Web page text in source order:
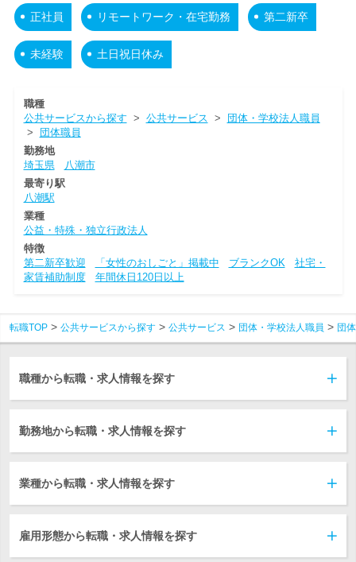
正社員 リモートワーク・在宅勤務 第二新卒
未経験 土日祝日休み
職種
公共サービスから探す > 公共サービス > 団体・学校法人職員
> 団体職員
勤務地
埼玉県
八潮市
最寄り駅
八潮駅
業種
公益・特殊・独立行政法人
特徴
第二新卒歓迎
「女性のおしごと」掲載中 ブランクOK
社宅・
家賃補助制度
年間休日120日以上
転職TOP 公共サービスから探す 公共サービス 団体・学校法人職員 団
職種から転職・求人情報を探す
勤務地から転職・求人情報を探す
業種から転職・求人情報を探す
雇用形態から転職・求人情報を探す